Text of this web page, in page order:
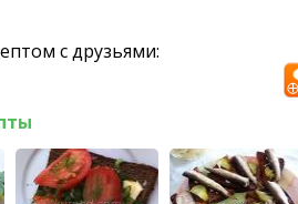
с друзьями: